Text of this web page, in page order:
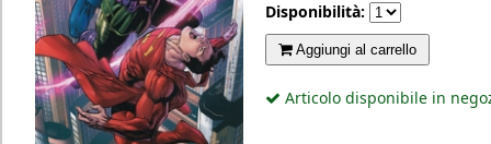
Disponibilità:
Aggiungi al carrello
Articolo disponibile in